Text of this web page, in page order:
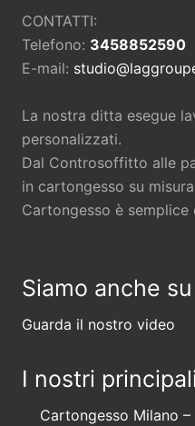
CONTATTI:
Telefono: 3458852590
E-mail:
La nostra ditta esegue
personalizzati.
Dal Controsoffitto alle
in cartongesso su
Cartongesso è semplice
Siamo anche
Guarda il nostro video
I nostri
Cartongesso Milano